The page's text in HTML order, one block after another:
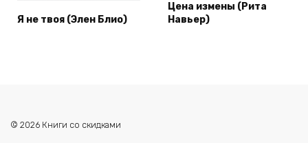
Я не твоя (Элен Блио)
Цена измены (Рита
Навьер)
© 2026 Книги со скидками